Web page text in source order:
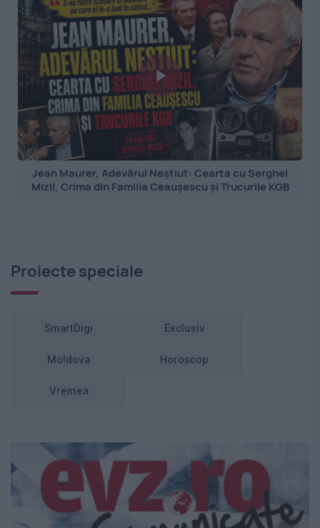
Jean Maurer, Adevărul Neștiut: Cearta cu Serghei
Mizil, Crima din Familia Ceaușescu și Trucurile KGB
Proiecte speciale
SmartDigi Exclusiv
Moldova Horoscop
Vremea